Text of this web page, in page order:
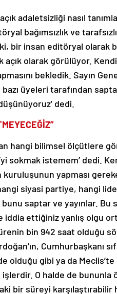
adaletsizliği nasıl
bağımsızlık ve
bir insan editöryal olarak
açık olarak görülüyor.
bekledik. Sayın
üyeleri tarafından
dedi.
hangi bilimsel ölçütlere
sokmak istemem’ dedi.
yapması
siyasi partiye, hangi
bunu saptar ve yayınlar. Bu
ettiğiniz yanlış olgu
bin 942 saat olduğu
Cumhurbaşkanı
gibi ya da Meclis’te
işlerdir. O halde de bununla
bir süreyi